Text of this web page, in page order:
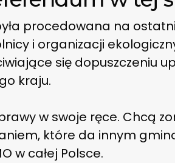
procedowana na
i organizacji
się dopuszczeniu
kraju.
w swoje ręce. Chcą
które da innym
w całej Polsce.